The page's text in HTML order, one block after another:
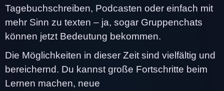
Tagebuchschreiben, Podcasten oder einfach mit
mehr Sinn zu texten – ja, sogar Gruppenchats
können jetzt Bedeutung bekommen.
Die Möglichkeiten in dieser Zeit sind vielfältig und
bereichernd. Du kannst große Fortschritte beim
Lernen machen, neue